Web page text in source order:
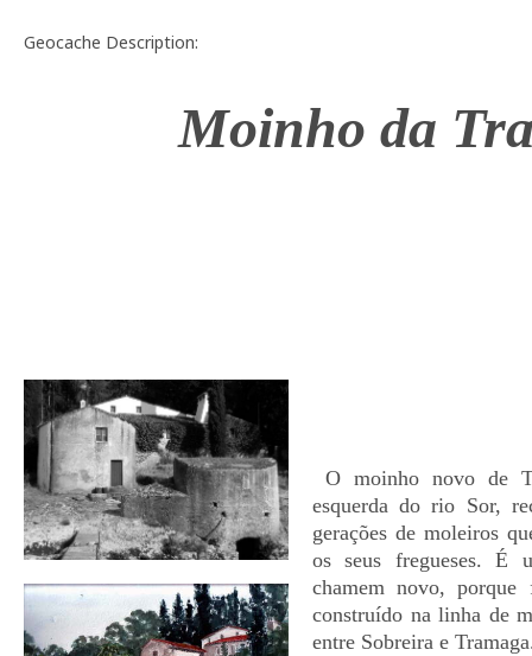
Geocache Description:
Moinho da
O moinho novo de
esquerda do rio Sor,
gerações de moleiros
os seus fregueses. É
chamem novo,
construído na linha de
entre Sobreira e